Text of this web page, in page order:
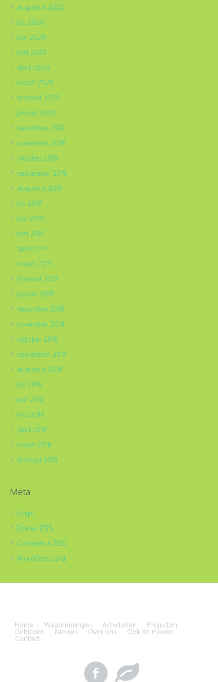
augustus 2020
juli 2020
juni 2020
mei 2020
april 2020
maart 2020
februari 2020
januari 2020
december 2019
november 2019
oktober 2019
september 2019
augustus 2019
juli 2019
juni 2019
mei 2019
april 2019
maart 2019
februari 2019
januari 2019
december 2018
november 2018
oktober 2018
september 2018
augustus 2018
juli 2018
juni 2018
mei 2018
april 2018
maart 2018
februari 2018
Meta
Login
Entries RSS
Comments RSS
WordPress.org
Home Waarnemingen Activiteiten
Projecten
Gebieden
Nieuws Over ons
Ook de moeite
Contact